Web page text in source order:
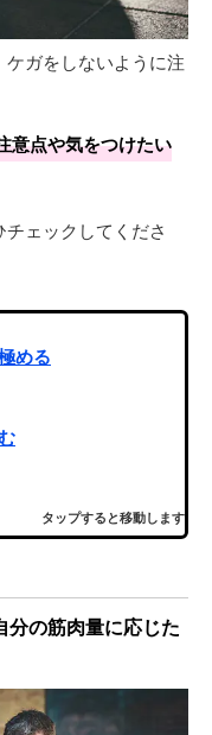
ガをしないように注
意点や気をつけたい
ェックしてくださ
める
タップすると移動します
分の筋肉量に応じた